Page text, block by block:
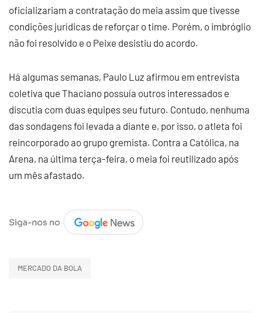
oficializariam a contratação do meia assim que tivesse
condições jurídicas de reforçar o time. Porém, o imbróglio
não foi resolvido e o Peixe desistiu do acordo.
Há algumas semanas, Paulo Luz afirmou em entrevista
coletiva que Thaciano possuía outros interessados e
discutia com duas equipes seu futuro. Contudo, nenhuma
das sondagens foi levada a diante e, por isso, o atleta foi
reincorporado ao grupo gremista. Contra a Católica, na
Arena, na última terça-feira, o meia foi reutilizado após
um mês afastado.
MERCADO DA BOLA